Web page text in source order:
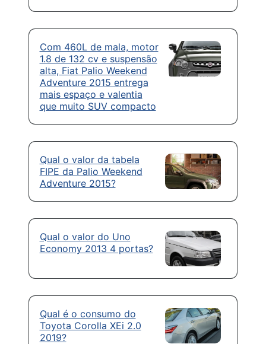
Com 460L de mala, motor
1.8 de 132 cv e suspensão
alta, Fiat Palio Weekend
Adventure 2015 entrega
mais espaço e valentia
que muito SUV compacto
Qual o valor da tabela
FIPE da Palio Weekend
Adventure 2015?
Qual o valor do Uno
Economy 2013 4 portas?
Qual é o consumo do
Toyota Corolla XEi 2.0
2019?